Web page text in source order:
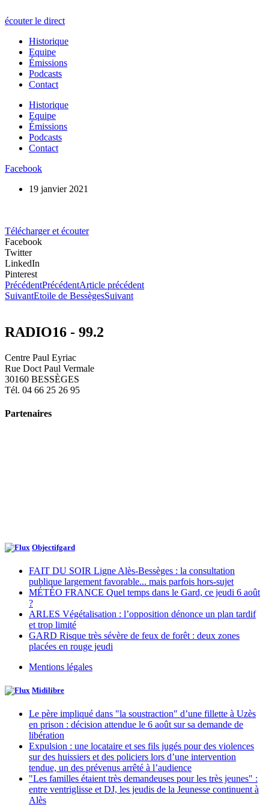
écouter le direct
Historique
Equipe
Émissions
Podcasts
Contact
Historique
Equipe
Émissions
Podcasts
Contact
Facebook
19 janvier 2021
Télécharger et écouter
Facebook
Twitter
LinkedIn
Pinterest
PrécédentPrécédentArticle précédent
SuivantEtoile de BessègesSuivant
RADIO16 - 99.2
Centre Paul Eyriac
Rue Doct Paul Vermale
30160 BESSÈGES
Tél. 04 66 25 26 95
Partenaires
Objectifgard
FAIT DU SOIR Ligne Alès-Bessèges : la consultation
publique largement favorable... mais parfois hors-sujet
MÉTÉO FRANCE Quel temps dans le Gard, ce jeudi 6 août
?
ARLES Végétalisation : l’opposition dénonce un plan tardif
et trop limité
GARD Risque très sévère de feux de forêt : deux zones
placées en rouge jeudi
Mentions légales
Midilibre
Le père impliqué dans "la soustraction" d’une fillette à Uzès
en prison : décision attendue le 6 août sur sa demande de
libération
Expulsion : une locataire et ses fils jugés pour des violences
sur des huissiers et des policiers lors d’une intervention
tendue, un des prévenus arrêté à l’audience
"Les familles étaient très demandeuses pour les très jeunes" :
entre ventriglisse et DJ, les jeudis de la Jeunesse continuent à
Alès